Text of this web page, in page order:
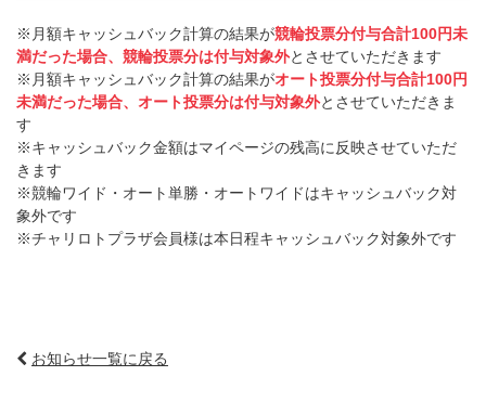
※月額キャッシュバック計算の結果が競輪投票分付与合計100円未
満だった場合、競輪投票分は付与対象外とさせていただきます
※月額キャッシュバック計算の結果がオート投票分付与合計100円
未満だった場合、オート投票分は付与対象外とさせていただきま
す
※キャッシュバック金額はマイページの残高に反映させていただ
きます
※競輪ワイド・オート単勝・オートワイドはキャッシュバック対
象外です
※チャリロトプラザ会員様は本日程キャッシュバック対象外です
お知らせ一覧に戻る